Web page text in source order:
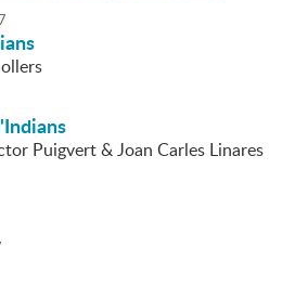
Puigvert & Joan Carles Linares